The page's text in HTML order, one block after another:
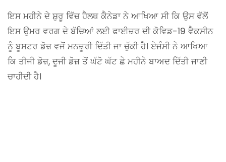
ਇਸ ਮਹੀਨੇ ਦੇ ਸ਼ੁਰੂ ਵਿੱਚ ਹੈਲਥ ਕੈਨੇਡਾ ਨੇ ਆਖਿਆ ਸੀ ਕਿ ਉਸ ਵੱਲੋਂ
ਇਸ ਉਮਰ ਵਰਗ ਦੇ ਬੱਚਿਆਂ ਲਈ ਫਾਈਜ਼ਰ ਦੀ ਕੋਵਿਡ-19 ਵੈਕਸੀਨ
ਨੂੰ ਬੂਸਟਰ ਡੋਜ਼ ਵਜੋਂ ਮਨਜ਼ੂਰੀ ਦਿੱਤੀ ਜਾ ਚੁੱਕੀ ਹੈ। ਏਜੰਸੀ ਨੇ ਆਖਿਆ
ਕਿ ਤੀਜੀ ਡੋਜ਼, ਦੂਜੀ ਡੋਜ਼ ਤੋਂ ਘੱਟੋ ਘੱਟ ਛੇ ਮਹੀਨੇ ਬਾਅਦ ਦਿੱਤੀ ਜਾਣੀ
ਚਾਹੀਦੀ ਹੈ।